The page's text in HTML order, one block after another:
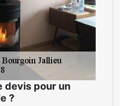
devis pour un
?